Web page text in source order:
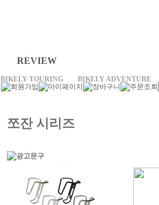
REVIEW
BIKELY TOURING BIKELY ADVENTURE
쪼잔 시리즈